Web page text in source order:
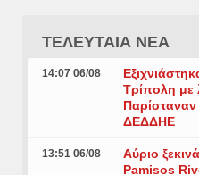
ΤΕΛΕΥΤΑΙΑ ΝΕΑ
14:07 06/08
Τρίπολη με
ΔΕΔΔΗΕ
13:51 06/08
Αύριο
Pamisos